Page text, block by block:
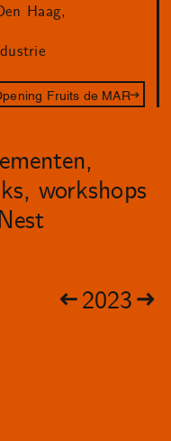
Haag
Fruits de MAR
workshops
2023